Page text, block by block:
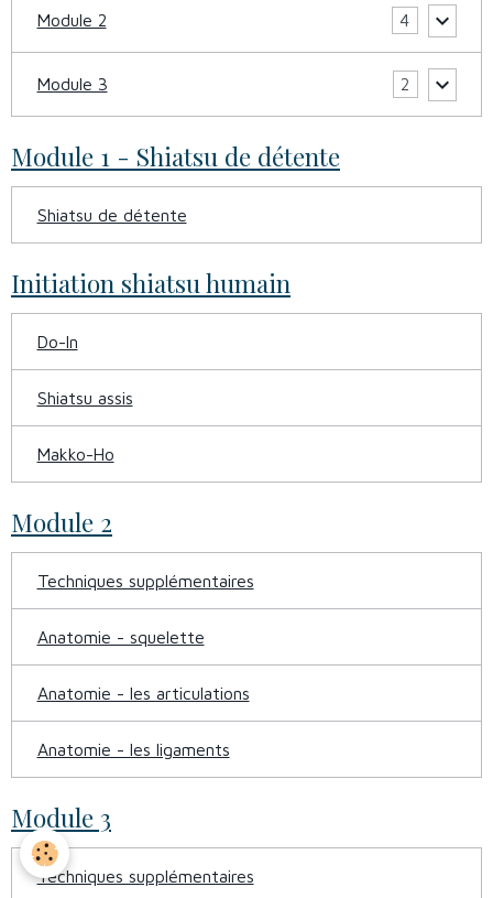
Module 2 4
Module 3 2
Module 1 - Shiatsu de détente
Shiatsu de détente
Initiation shiatsu humain
Do-In
Shiatsu assis
Makko-Ho
Module 2
Techniques supplémentaires
Anatomie - squelette
Anatomie - les articulations
Anatomie - les ligaments
Module 3
Techniques supplémentaires